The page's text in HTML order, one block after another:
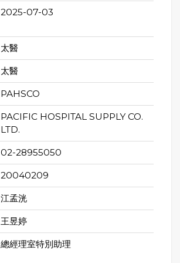
2025-07-03
太醫
太醫
PAHSCO
PACIFIC HOSPITAL SUPPLY CO.
LTD.
02-28955050
20040209
江孟洸
王昱婷
總經理室特別助理